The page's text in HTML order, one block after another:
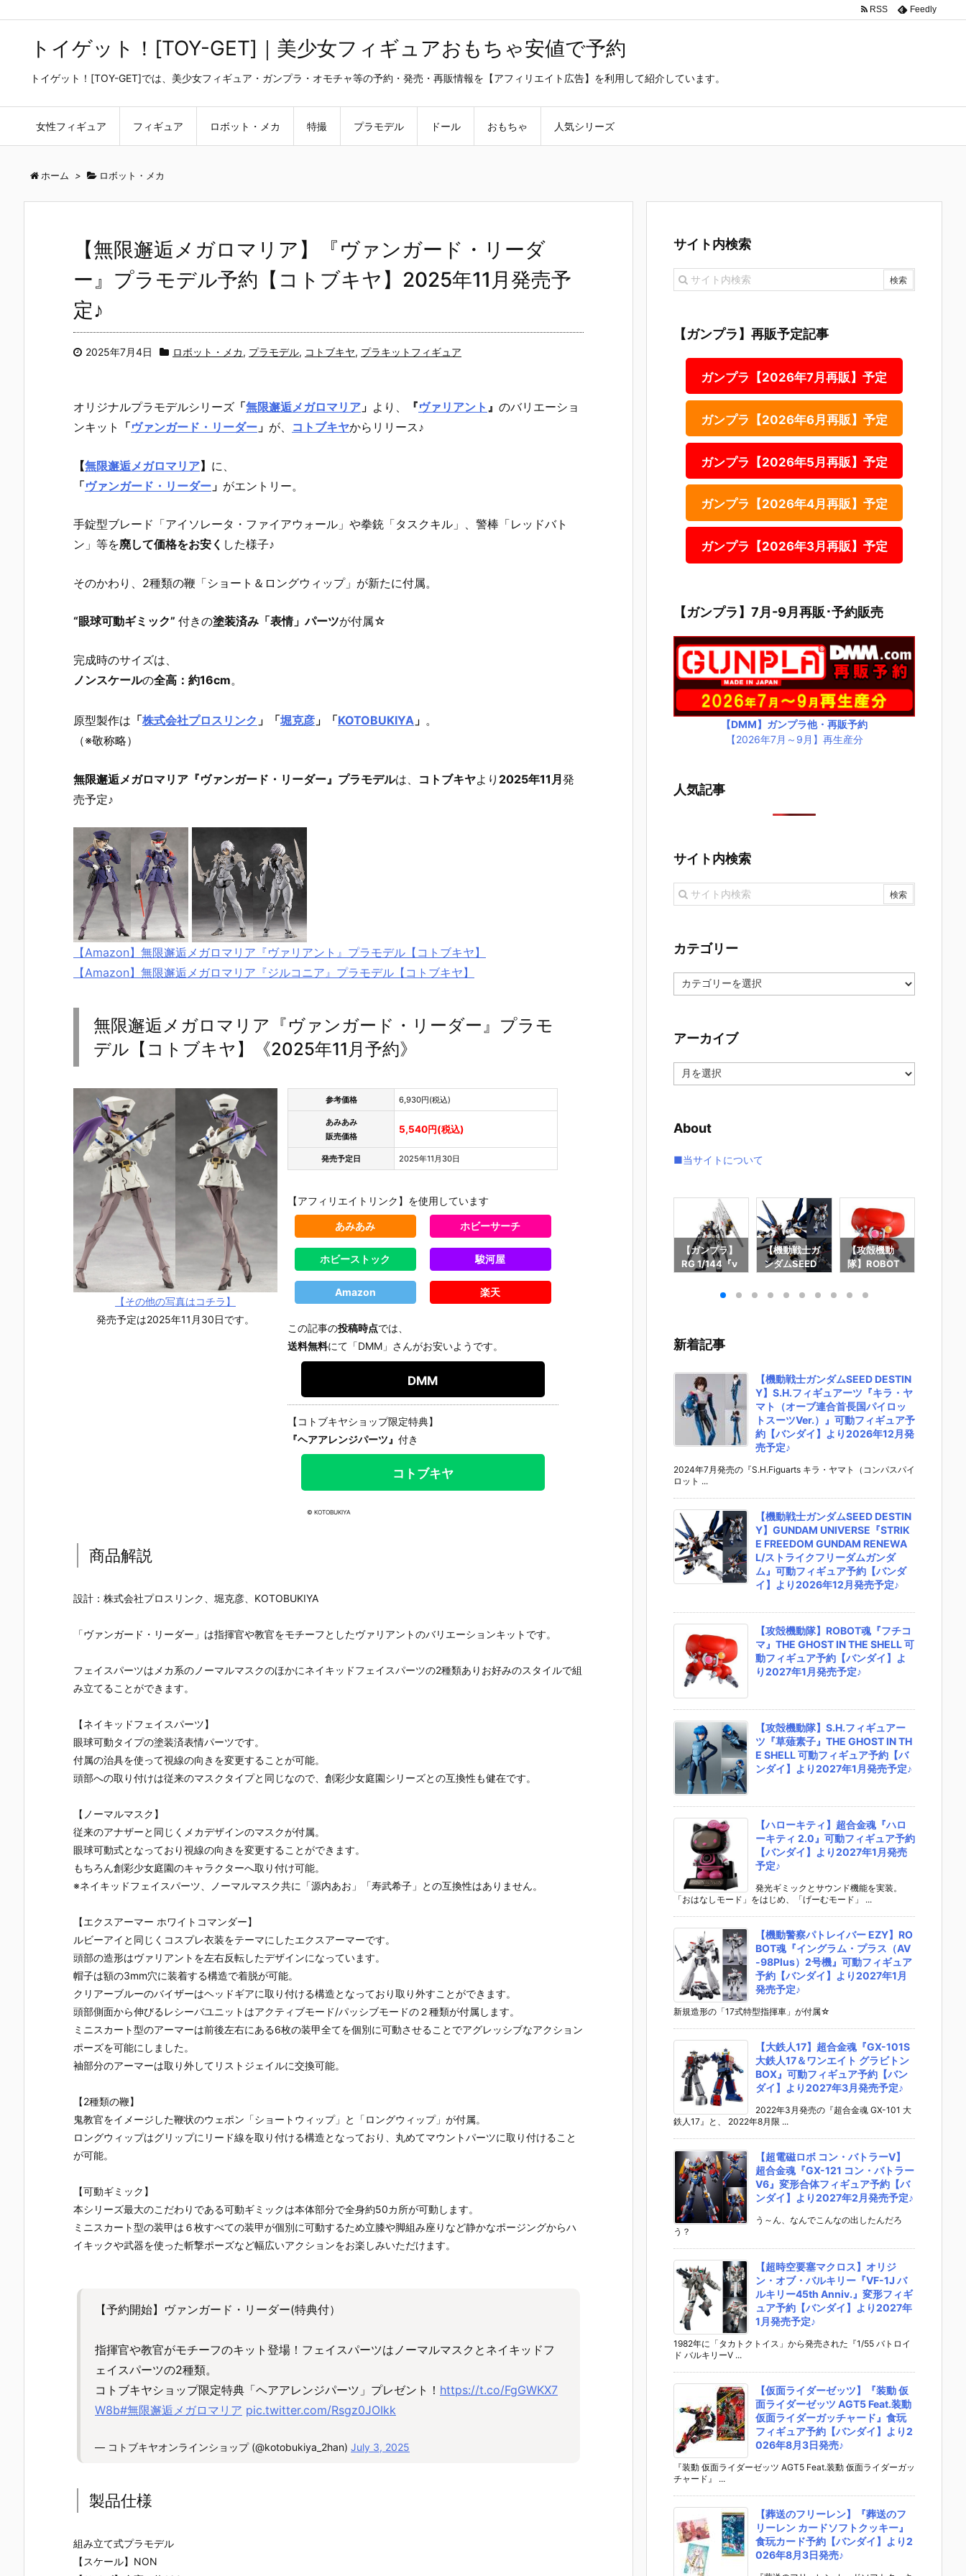
トイゲット！[TOY-GET]｜美少女フィギュアおもちゃ安値で予約
トイゲット！[TOY-GET]では、美少女フィギュア・ガンプラ・オモチャ等の予約・発売・再販情報を【アフィリエイト広告】を利用して紹介しています。
女性フィギュア フィギュア ロボット・メカ 特撮 プラモデル ドール おもちゃ 人気シリーズ
RSS Feedly
ホーム > ロボット・メカ
【無限邂逅メガロマリア】『ヴァンガード・リーダ
ー』プラモデル予約【コトブキヤ】2025年11月発売予
定♪
2025年7月4日 ロボット・メカ, プラモデル, コトブキヤ, プラキットフィギュア
オリジナルプラモデルシリーズ 「無限邂逅メガロマリア 」 より、 『ヴァリアント 』 のバリエーショ
ンキット
「ヴァンガード・リーダー 」 が、 コトブキヤからリリース♪
【無限邂逅メガロマリア】 に、
「ヴァンガード・リーダー 」 がエントリー。
手錠型ブレード「アイソレータ・ファイアウォール」や拳銃「タスクキル」、警棒「レッドバト
ン」等を廃して価格をお安く した様子♪
そのかわり、2種類の鞭「ショート＆ロングウィップ」が新たに付属。
“眼球可動ギミック” 付きの塗装済み「表情」パーツが付属☆
完成時のサイズは、
ノンスケールの全高：約16cm。
原型製作は 「株式会社プロスリンク 」「堀克彦 」「KOTOBUKIYA 」 。
（※敬称略）
無限邂逅メガロマリア『ヴァンガード・リーダー』プラモデルは、 コトブキヤより 2025年11月発
売予定♪
【Amazon】無限邂逅メガロマリア『ヴァリアント』プラモデル【コトブキヤ】
【Amazon】無限邂逅メガロマリア『ジルコニア』プラモデル【コトブキヤ】
無限邂逅メガロマリア『ヴァンガード・リーダー』プラモ
デル【コトブキヤ】《2025年11月予約》
【その他の写真はコチラ】
発売予定は2025年11月30日です。
参考価格 6,930円(税込)
あみあみ
販売価格
5,540円(税込)
発売予定日 2025年11月30日
【アフィリエイトリンク】を使用しています
あみあみ ホビーサーチ
ホビーストック 駿河屋
Amazon 楽天
この記事の投稿時点では、
送料無料にて「DMM」さんがお安いようです。
DMM
【コトブキヤショップ限定特典】
『ヘアアレンジパーツ』付き
コトブキヤ
© KOTOBUKIYA
商品解説
設計：株式会社プロスリンク、堀克彦、KOTOBUKIYA
「ヴァンガード・リーダー」は指揮官や教官をモチーフとしたヴァリアントのバリエーションキットです。
フェイスパーツはメカ系のノーマルマスクのほかにネイキッドフェイスパーツの2種類ありお好みのスタイルで組
み立てることができます。
【ネイキッドフェイスパーツ】
眼球可動タイプの塗装済表情パーツです。
付属の治具を使って視線の向きを変更することが可能。
頭部への取り付けは従来のマスクタイプと同じなので、創彩少女庭園シリーズとの互換性も健在です。
【ノーマルマスク】
従来のアナザーと同じくメカデザインのマスクが付属。
眼球可動式となっており視線の向きを変更することができます。
もちろん創彩少女庭園のキャラクターへ取り付け可能。
※ネイキッドフェイスパーツ、ノーマルマスク共に「源内あお」「寿武希子」との互換性はありません。
【エクスアーマー ホワイトコマンダー】
ルビーアイと同じくコスプレ衣装をテーマにしたエクスアーマーです。
頭部の造形はヴァリアントを左右反転したデザインになっています。
帽子は額の3mm穴に装着する構造で着脱が可能。
クリアーブルーのバイザーはヘッドギアに取り付ける構造となっており取り外すことができます。
頭部側面から伸びるレシーバユニットはアクティブモード/パッシブモードの２種類が付属します。
ミニスカート型のアーマーは前後左右にある6枚の装甲全てを個別に可動させることでアグレッシブなアクション
ポーズを可能にしました。
袖部分のアーマーは取り外してリストジェイルに交換可能。
【2種類の鞭】
鬼教官をイメージした鞭状のウェポン「ショートウィップ」と「ロングウィップ」が付属。
ロングウィップはグリップにリード線を取り付ける構造となっており、丸めてマウントパーツに取り付けること
が可能。
【可動ギミック】
本シリーズ最大のこだわりである可動ギミックは本体部分で全身約50カ所が可動します。
ミニスカート型の装甲は６枚すべての装甲が個別に可動するため立膝や脚組み座りなど静かなポージングからハ
イキックや武器を使った斬撃ポーズなど幅広いアクションをお楽しみいただけます。
【予約開始】ヴァンガード・リーダー(特典付）
指揮官や教官がモチーフのキット登場！フェイスパーツはノーマルマスクとネイキッドフ
ェイスパーツの2種類。
コトブキヤショップ限定特典「ヘアアレンジパーツ」プレゼント！ https://t.co/FgGWKX7
W8b#無限邂逅メガロマリア pic.twitter.com/Rsgz0JOIkk
— コトブキヤオンラインショップ (@kotobukiya_2han) July 3, 2025
製品仕様
組み立て式プラモデル
【スケール】NON
サイト内検索
【ガンプラ】再販予定記事
ガンプラ【2026年7月再販】予定
ガンプラ【2026年6月再販】予定
ガンプラ【2026年5月再販】予定
ガンプラ【2026年4月再販】予定
ガンプラ【2026年3月再販】予定
【ガンプラ】7月-9月再販･予約販売
【DMM】ガンプラ他・再販予約
【2026年7月～9月】再生産分
人気記事
サイト内検索
カテゴリー
カ
テ
ー
アーカイブ
ー
ブ
About
■当サイトについて
『草薙素子』
THE GHOST
IN THE SHEL
【ハローキテ
ィ】超合金魂
『ハローキテ
ィ 2.0』可動
フィギュア予
約【バンダ
【機動警察パ
トレイバー E
魂『イングラ
ム・プラス
s）2号機』可
動フィギュア
予約【バンダ
【大鉄人17】
超合金魂『G
人17＆ワンエ
イト グラビト
フィギュア予
約【バンダ
イ】より202
7年3月発売予
【超電磁ロボ
コン・バトラ
魂『GX-121
コン・バトラ
ア予約【バン
ダイ】より20
27年2月発売
予定♪
【超時空要塞
ー『VF-1J バ
約【バンダ
定♪
【ガンプラ】
RG 1/144『ν
動戦士ガンダ
イ】より202
再販予定♪
【機動戦士ガ
ンダムSEED
UNDAM UNI
フリーダムガ
ンダム』可動
フィギュア予
約【バンダ
イ】より202
6年12月発売
予定♪
【攻殻機動
隊】ROBOT
マ』THE GH
月発売予定♪
新着記事
【機動戦士ガンダムSEED DESTIN
Y】S.H.フィギュアーツ『キラ・ヤ
マト（オーブ連合首長国パイロッ
トスーツVer.）』可動フィギュア予
約【バンダイ】より2026年12月発
売予定♪
2024年7月発売の『S.H.Figuarts キラ・ヤマト（コンパスパイ
ロット ...
【機動戦士ガンダムSEED DESTIN
Y】GUNDAM UNIVERSE『STRIK
E FREEDOM GUNDAM RENEWA
L/ストライクフリーダムガンダ
ム』可動フィギュア予約【バンダ
イ】より2026年12月発売予定♪
【攻殻機動隊】ROBOT魂『フチコ
マ』THE GHOST IN THE SHELL 可
動フィギュア予約【バンダイ】よ
り2027年1月発売予定♪
【攻殻機動隊】S.H.フィギュアー
ツ『草薙素子』THE GHOST IN TH
E SHELL 可動フィギュア予約【バ
ンダイ】より2027年1月発売予定♪
【ハローキティ】超合金魂『ハロ
ーキティ 2.0』可動フィギュア予約
【バンダイ】より2027年1月発売
予定♪
発光ギミックとサウンド機能を実装。
「おはなしモード」をはじめ、「げーむモード」 ...
【機動警察パトレイバー EZY】RO
BOT魂『イングラム・プラス（AV
-98Plus）2号機』可動フィギュア
予約【バンダイ】より2027年1月
発売予定♪
新規造形の「17式特型指揮車」が付属☆
【大鉄人17】超合金魂『GX-101S
大鉄人17＆ワンエイト グラビトン
BOX』可動フィギュア予約【バン
ダイ】より2027年3月発売予定♪
2022年3月発売の『超合金魂 GX-101 大
鉄人17』と、 2022年8月限 ...
【超電磁ロボ コン・バトラーV】
超合金魂『GX-121 コン・バトラー
V6』変形合体フィギュア予約【バ
ンダイ】より2027年2月発売予定♪
う～ん、なんでこんなの出したんだろ
う？
【超時空要塞マクロス】オリジ
ン・オブ・バルキリー『VF-1J バ
ルキリー45th Anniv.』変形フィギ
ュア予約【バンダイ】より2027年
1月発売予定♪
1982年に「タカトクトイス」から発売された『1/55 バトロイ
ド バルキリーV ...
【仮面ライダーゼッツ】『装動 仮
面ライダーゼッツ AGT5 Feat.装動
仮面ライダーガッチャード』食玩
フィギュア予約【バンダイ】より2
026年8月3日発売♪
『装動 仮面ライダーゼッツ AGT5 Feat.装動 仮面ライダーガッ
チャード』 ...
【葬送のフリーレン】『葬送のフ
リーレン カードソフトクッキー』
食玩カード予約【バンダイ】より2
026年8月3日発売♪